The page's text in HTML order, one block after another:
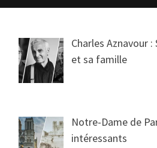
Charles Aznavour
et sa famille
Notre-Dame de
intéressants